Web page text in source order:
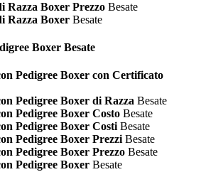
Razza Boxer Prezzo Besate
Razza Boxer Besate
Boxer Besate
Pedigree Boxer con Certificato
Pedigree Boxer di Razza Besate
Pedigree Boxer Costo Besate
Pedigree Boxer Costi Besate
Pedigree Boxer Prezzi Besate
Pedigree Boxer Prezzo Besate
Pedigree Boxer Besate